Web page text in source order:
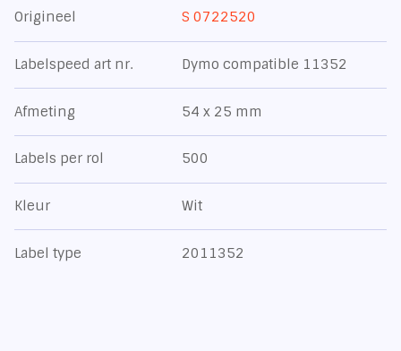
Origineel
S 0722520
Labelspeed art nr. Dymo compatible 11352
Afmeting 54 x 25 mm
Labels per rol 500
Kleur Wit
Label type 2011352